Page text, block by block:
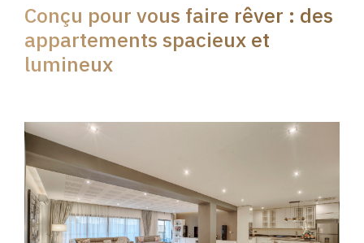
Conçu pour vous faire rêver : des
appartements spacieux et
lumineux